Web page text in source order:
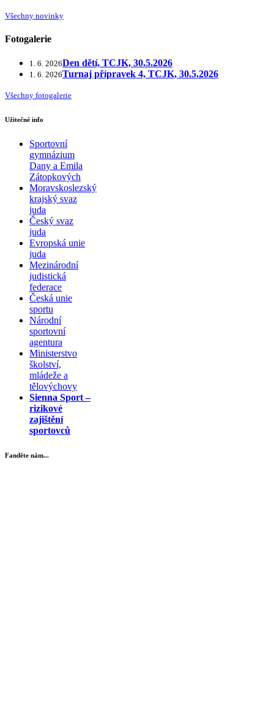
Všechny novinky
Fotogalerie
1. 6. 2026Den dětí, TCJK, 30.5.2026
1. 6. 2026Turnaj přípravek 4, TCJK, 30.5.2026
Všechny fotogalerie
Užitečné info
Sportovní
gymnázium
Dany a Emila
Zátopkových
Moravskoslezský
krajský svaz
juda
Český svaz
juda
Evropská unie
juda
Mezinárodní
judistická
federace
Česká unie
sportu
Národní
sportovní
agentura
Ministerstvo
školství,
mládeže a
tělovýchovy
Sienna Sport –
rizikové
zajištění
sportovců
Fanděte nám...